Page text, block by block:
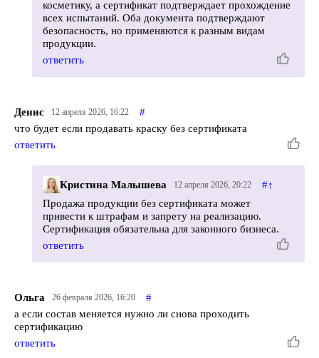
косметику, а сертификат подтверждает прохождение
всех испытаний. Оба документа подтверждают
безопасность, но применяются к разным видам
продукции.
ответить
Денис 12 апреля 2026, 16:22
#
что будет если продавать краску без сертификата
ответить
Кристина Малышева 12 апреля 2026, 20:22 #↑
Продажа продукции без сертификата может
привести к штрафам и запрету на реализацию.
Сертификация обязательна для законного бизнеса.
ответить
Ольга 26 февраля 2026, 16:20
#
а если состав меняется нужно ли снова проходить
сертификацию
ответить